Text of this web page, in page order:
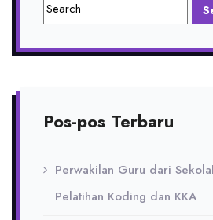
Pos-pos Terbaru
Perwakilan Guru dari
Pelatihan Koding dan KKA